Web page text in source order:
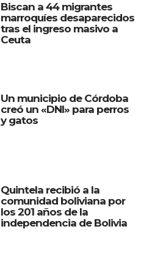
Biscan a 44 migrantes
marroquíes desaparecidos
tras el ingreso masivo a
Ceuta
Un municipio de Córdoba
creó un «DNI» para perros
y gatos
Quintela recibió a la
comunidad boliviana por
los 201 años de la
independencia de Bolivia